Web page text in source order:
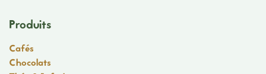
Produits
Cafés
Chocolats